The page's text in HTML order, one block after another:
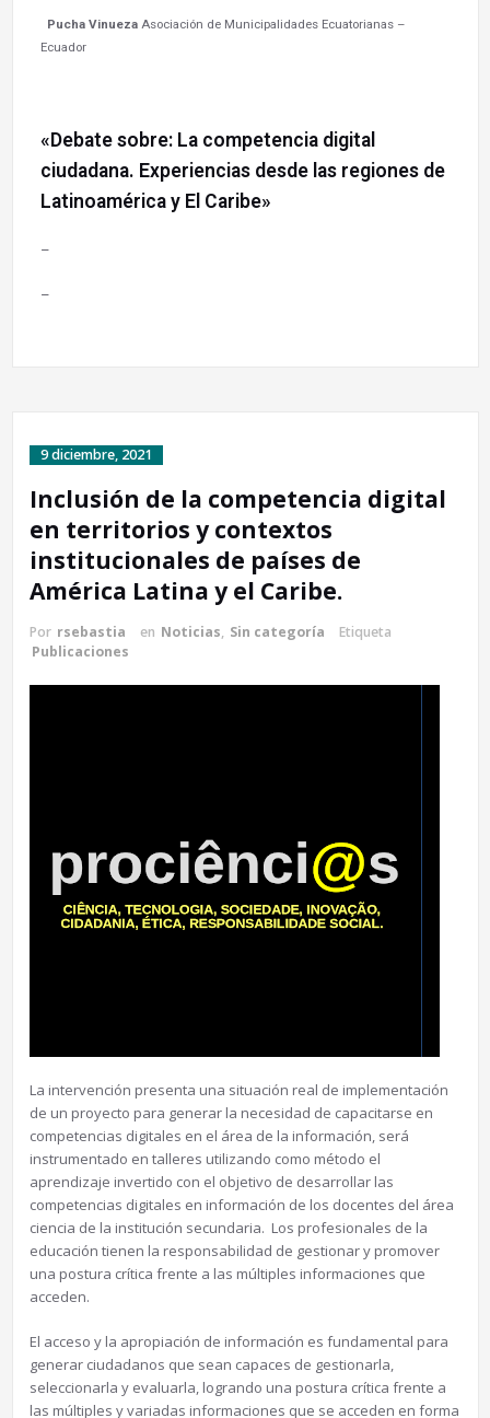
Pucha Vinueza Asociación de Municipalidades Ecuatorianas –
Ecuador
«Debate sobre: La competencia digital
ciudadana. Experiencias desde las regiones de
Latinoamérica y El Caribe»
–
–
9 diciembre, 2021
Inclusión de la competencia digital
en territorios y contextos
institucionales de países de
América Latina y el Caribe.
Por rsebastia en Noticias, Sin categoría
Etiqueta
Publicaciones
La intervención presenta una situación real de implementación
de un proyecto para generar la necesidad de capacitarse en
competencias digitales en el área de la información, será
instrumentado en talleres utilizando como método el
aprendizaje invertido con el objetivo de desarrollar las
competencias digitales en información de los docentes del área
ciencia de la institución secundaria. Los profesionales de la
educación tienen la responsabilidad de gestionar y promover
una postura crítica frente a las múltiples informaciones que
acceden.
El acceso y la apropiación de información es fundamental para
generar ciudadanos que sean capaces de gestionarla,
seleccionarla y evaluarla, logrando una postura crítica frente a
las múltiples y variadas informaciones que se acceden en forma